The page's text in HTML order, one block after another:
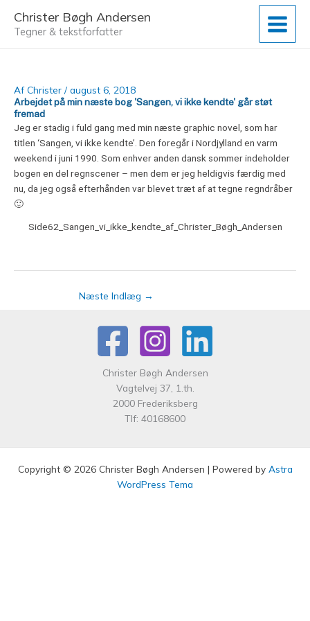
indholdet
Christer Bøgh Andersen
Tegner & tekstforfatter
AfChrister / august 6, 2018
Arbejdet på min næste bog 'Sangen, vi ikke kendte' går støt
fremad
Jeg er stadig i fuld gang med min næste graphic novel, som har
titlen ‘Sangen, vi ikke kendte’. Den foregår i Nordjylland en varm
weekend i juni 1990. Som enhver anden dansk sommer indeholder
bogen en del regnscener – men dem er jeg heldigvis færdig med
nu, da jeg også efterhånden var blevet træt af at tegne regndråber
🙂
Side62_Sangen_vi_ikke_kendte_af_Christer_Bøgh_Andersen
Næste Indlæg →
Christer Bøgh Andersen
Vagtelvej 37, 1.th.
2000 Frederiksberg
Tlf: 40168600
Copyright © 2026 Christer Bøgh Andersen | Powered by Astra
WordPress Tema